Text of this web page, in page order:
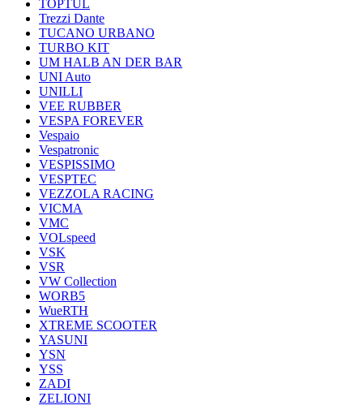
TOPTUL
Trezzi Dante
TUCANO URBANO
TURBO KIT
UM HALB AN DER BAR
UNI Auto
UNILLI
VEE RUBBER
VESPA FOREVER
Vespaio
Vespatronic
VESPISSIMO
VESPTEC
VEZZOLA RACING
VICMA
VMC
VOLspeed
VSK
VSR
VW Collection
WORB5
WueRTH
XTREME SCOOTER
YASUNI
YSN
YSS
ZADI
ZELIONI